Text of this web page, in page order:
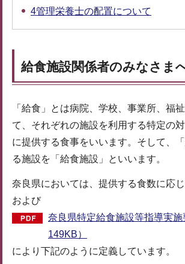
4管理栄養士の配置について
給食施設関係者のみなさま
「給食」とは病院、学校、事業所、福
て、それぞれの施設を利用する特定の
に提供する食事をいいます。そして、
る施設を「給食施設」といいます。
奈良県においては、提供する食数に応
および
奈良県特定給食施設等指導実施
149KB）
により下記のように定義しています。